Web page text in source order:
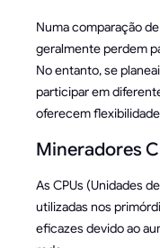
Numa comparação
geralmente perdem
No entanto, se
participar em
oferecem
Mineradores
As CPUs (Unidades
utilizadas nos
eficazes devido ao